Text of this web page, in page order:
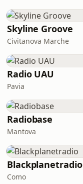
Skyline Groove
Civitanova Marche
Radio UAU
Pavia
Radiobase
Mantova
Blackplanetradio
Como